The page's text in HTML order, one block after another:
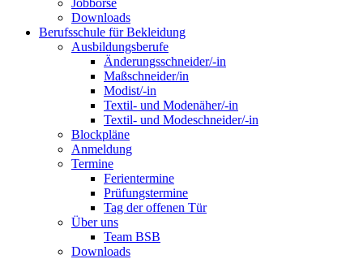
Jobbörse
Downloads
Berufsschule für Bekleidung
Ausbildungsberufe
Änderungsschneider/-in
Maßschneider/in
Modist/-in
Textil- und Modenäher/-in
Textil- und Modeschneider/-in
Blockpläne
Anmeldung
Termine
Ferientermine
Prüfungstermine
Tag der offenen Tür
Über uns
Team BSB
Downloads